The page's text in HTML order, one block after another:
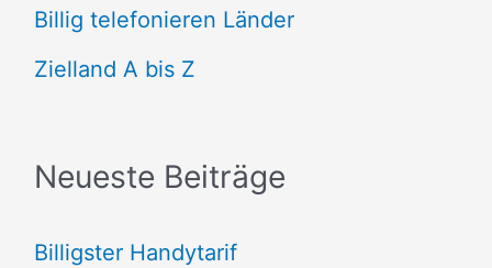
n
n
h
Billig telefonieren Länder
Zielland A bis Z
Neueste Beiträge
Billigster Handytarif